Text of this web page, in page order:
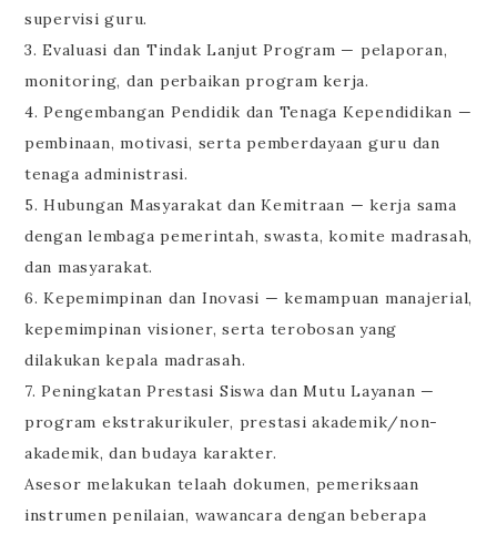
supervisi guru.
3. Evaluasi dan Tindak Lanjut Program — pelaporan,
monitoring, dan perbaikan program kerja.
4. Pengembangan Pendidik dan Tenaga Kependidikan —
pembinaan, motivasi, serta pemberdayaan guru dan
tenaga administrasi.
5. Hubungan Masyarakat dan Kemitraan — kerja sama
dengan lembaga pemerintah, swasta, komite madrasah,
dan masyarakat.
6. Kepemimpinan dan Inovasi — kemampuan manajerial,
kepemimpinan visioner, serta terobosan yang
dilakukan kepala madrasah.
7. Peningkatan Prestasi Siswa dan Mutu Layanan —
program ekstrakurikuler, prestasi akademik/non-
akademik, dan budaya karakter.
Asesor melakukan telaah dokumen, pemeriksaan
instrumen penilaian, wawancara dengan beberapa